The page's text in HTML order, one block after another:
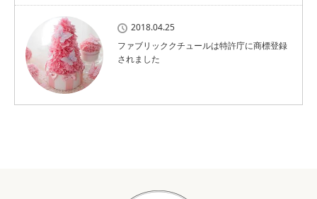
2018.04.25
ファブリッククチュールは特許庁に商標登録
されました